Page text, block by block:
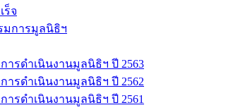
ร็จ
การมูลนิธิฯ
ารดำเนินงานมูลนิธิฯ ปี 2563
ารดำเนินงานมูลนิธิฯ ปี 2562
ารดำเนินงานมูลนิธิฯ ปี 2561